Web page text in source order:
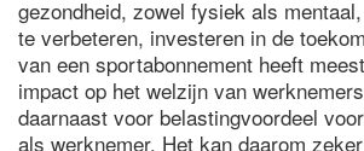
gezondheid, zowel fysiek als
te verbeteren, investeren in de
van een sportabonnement heeft
impact op het welzijn van
daarnaast voor belastingvoordeel
als werknemer. Het kan daarom